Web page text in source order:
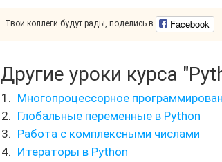
Твои коллеги будут рады, поделись в Facebook
Другие уроки курса
Многопроцессорное
Глобальные переменные в Python
Работа с комплексными числами
Итераторы в Python